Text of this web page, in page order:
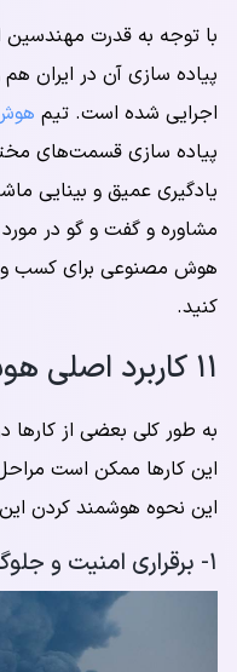
با توجه به قدرت مهندسین
پیاده سازی آن در ایران
اجرایی شده است. تیم
پیاده سازی قسمت‌های
یادگیری عمیق و بینایی
مشاوره و گفت و گو در
هوش مصنوعی برای کسب و
کنید.
۱۱ کاربرد اصلی هوش مصنوعی در صنعت
به طور کلی بعضی از
این کارها ممکن است
این نحوه هوشمند کردن
۱- برقراری امنیت و جلوگیری از حوادث